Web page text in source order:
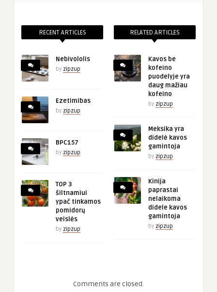
RECENT ARTICLES
Nebivololis
by zipzup
Ezetimibas
by zipzup
BPC157
by zipzup
TOP 3
šiltnamiui
ypač tinkamos
pomidorų
veislės
by zipzup
RELATED ARTICLES
Kavos be
kofeino
puodelyje yra
daug mažiau
kofeino
by zipzup
Meksika yra
didelė kavos
gamintoja
by zipzup
Kinija
paprastai
nelaikoma
didele kavos
gamintoja
by zipzup
Comments are closed.